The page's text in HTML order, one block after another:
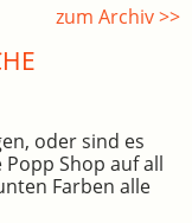
zum Archiv >>
oder sind es
Shop auf all
Farben alle